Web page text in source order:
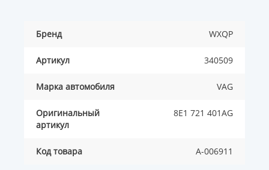
Бренд WXQP
Артикул 340509
Марка автомобиля VAG
Оригинальный
артикул
8E1 721 401AG
Код товара A-006911